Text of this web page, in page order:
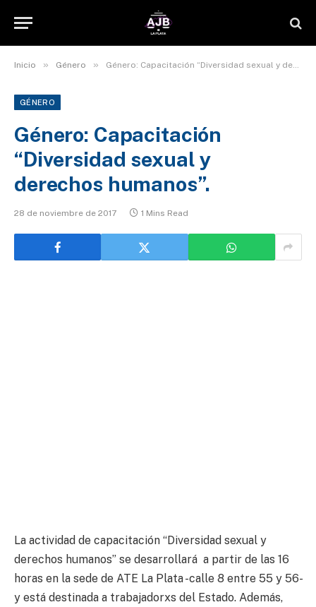
Inicio » Género » Género: Capacitación “Diversidad sexual y derechos humanos”.
GÉNERO
Género: Capacitación
“Diversidad sexual y
derechos humanos”.
28 de noviembre de 2017 1 Mins Read
La actividad de capacitación “Diversidad sexual y
derechos humanos” se desarrollará a partir de las 16
horas en la sede de ATE La Plata -calle 8 entre 55 y 56-
y está destinada a trabajadorxs del Estado. Además,